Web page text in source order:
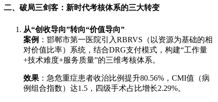
二、破局三剑客：新时代考核体系的三大转变
从“创收导向”转向“价值导向”
案例 ：邯郸市第一医院引入RBRVS（以资源为基础的相
对价值比率）系统，结合DRG支付模式，构建“工作量
+技术难度+服务质量”的三维考核体系。
效果 ：急危重症患者收治比例提升80.56%，CMI值（病
例组合指数）达1.5，四级手术占比增长2.29%。